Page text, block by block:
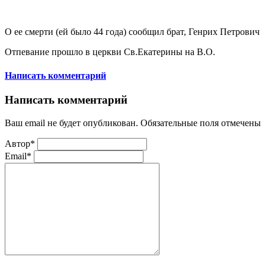
О ее смерти (ей было 44 года) сообщил брат, Генрих
Отпевание прошло в церкви Св.Екатерины на В.О.
Написать комментарий
Написать комментарий
Ваш email не будет опубликован. Обязательные поля
Автор*
Email*